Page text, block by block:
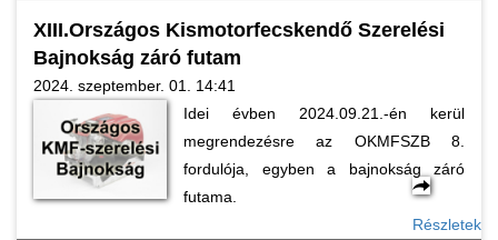
XIII.Országos Kismotorfecskendő Szerelési
Bajnokság záró futam
2024. szeptember. 01. 14:41
Idei évben 2024.09.21.-én kerül
megrendezésre az OKMFSZB 8.
fordulója, egyben a bajnokság záró
futama.
Részletek